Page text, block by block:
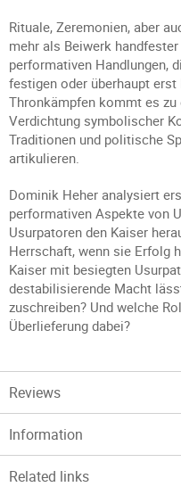
Rituale, Zeremonien, aber
mehr als Beiwerk
performativen Handlungen,
festigen oder überhaupt
Thronkämpfen kommt es
Verdichtung symbolischer
Traditionen und politische
artikulieren.
Dominik Heher analysiert
performativen Aspekte von
Usurpatoren den Kaiser
Herrschaft, wenn sie Erfolg
Kaiser mit besiegten
destabilisierende Macht
zuschreiben? Und welche
Überlieferung dabei?
Reviews
Information
Related links